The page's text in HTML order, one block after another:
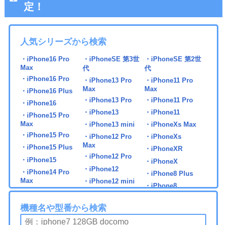
定！
人気シリーズから検索
・iPhone16 Pro
Max
・iPhone16 Pro
・iPhone16 Plus
・iPhone16
・iPhone15 Pro
Max
・iPhone15 Pro
・iPhone15 Plus
・iPhone15
・iPhone14 Pro
Max
・iPhone14 Pro
・iPhone14 Plus
・iPhone14
・iPhoneSE 第3世
代
・iPhone13 Pro
Max
・iPhone13 Pro
・iPhone13
・iPhone13 mini
・iPhone12 Pro
Max
・iPhone12 Pro
・iPhone12
・iPhone12 mini
・iPhoneSE 第2世
代
・iPhone11 Pro
Max
・iPhone11 Pro
・iPhone11
・iPhoneXs Max
・iPhoneXs
・iPhoneXR
・iPhoneX
・iPhone8 Plus
・iPhone8
機種名や型番から検索